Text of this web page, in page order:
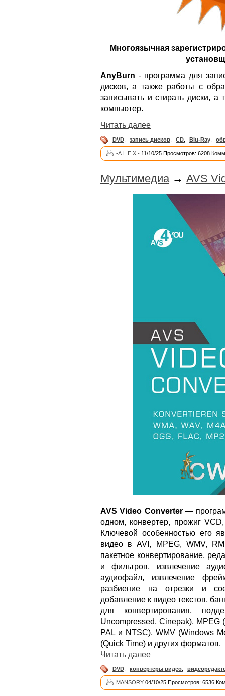
Многоязычная
AnyBurn - программа для
дисков, а также работы с
записывать и стирать диски,
компьютер.
Читать далее
DVD запись дисков CD Blu-Ray
-A.L.E.X.- 11/10/25 Просмотров: 6208
Мультимедиа→ AVS
AVS Video Converter—
одном, конвертер, прожиг
Ключевой особенностью его
видео в AVI, MPEG, WMV,
пакетное конвертирование,
и фильтров, извлечение
аудиофайл, извлечение
разбиение на отрезки и
добавление к видео текстов,
для конвертирования,
Uncompressed, Cinepak),
PAL и NTSC), WMV (Windows
(Quick Time) и других форматов.
Читать далее
DVD конвертеры видео
MANSORY 04/10/25 Просмотров: 6536